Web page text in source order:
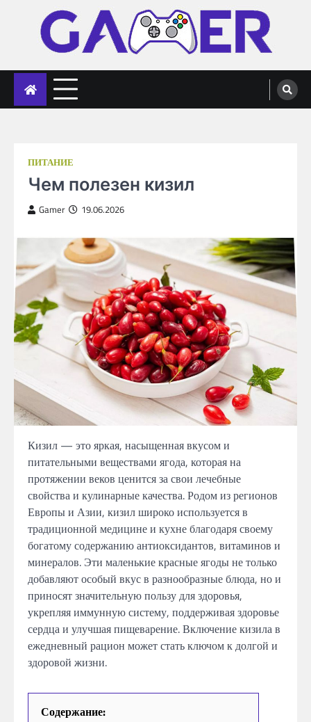
gameronline.biz
ПИТАНИЕ
Чем полезен кизил
Gamer 19.06.2026
Кизил — это яркая, насыщенная вкусом и
питательными веществами ягода, которая на
протяжении веков ценится за свои лечебные
свойства и кулинарные качества. Родом из регионов
Европы и Азии, кизил широко используется в
традиционной медицине и кухне благодаря своему
богатому содержанию антиоксидантов, витаминов и
минералов. Эти маленькие красные ягоды не только
добавляют особый вкус в разнообразные блюда, но и
приносят значительную пользу для здоровья,
укрепляя иммунную систему, поддерживая здоровье
сердца и улучшая пищеварение. Включение кизила в
ежедневный рацион может стать ключом к долгой и
здоровой жизни.
Содержание: